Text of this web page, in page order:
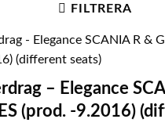
FILTRERA
– Elegance
(prod. -9.2016)